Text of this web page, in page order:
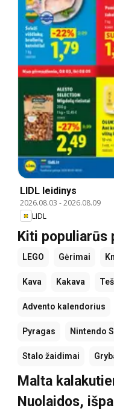
LIDL leidinys
2026.08.03 -2026.08.09
LIDL
Kiti populiarūs
LEGO Gėrimai
Kava Kakava
Advento kalendorius
Pyragas Nintendo
Stalo žaidimai
Malta
Nuolaidos,